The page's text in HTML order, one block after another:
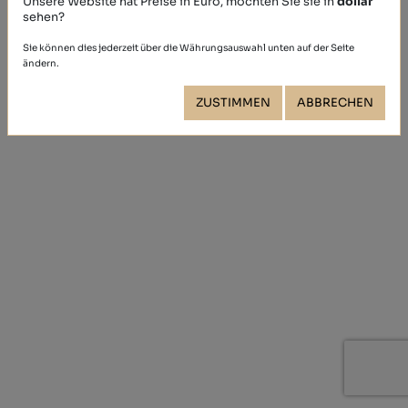
sehen?
Sie können dies jederzeit über die Währungsauswahl unten auf der Seite
ändern.
ZUSTIMMEN ABBRECHEN